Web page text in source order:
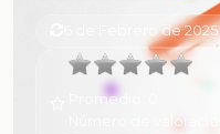
6 de Febrero de 2025
Promedio:
Número de